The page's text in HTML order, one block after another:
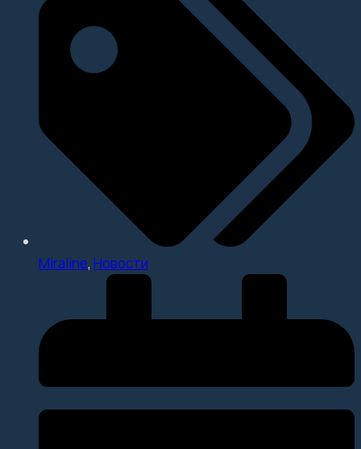
Miraline, Новости